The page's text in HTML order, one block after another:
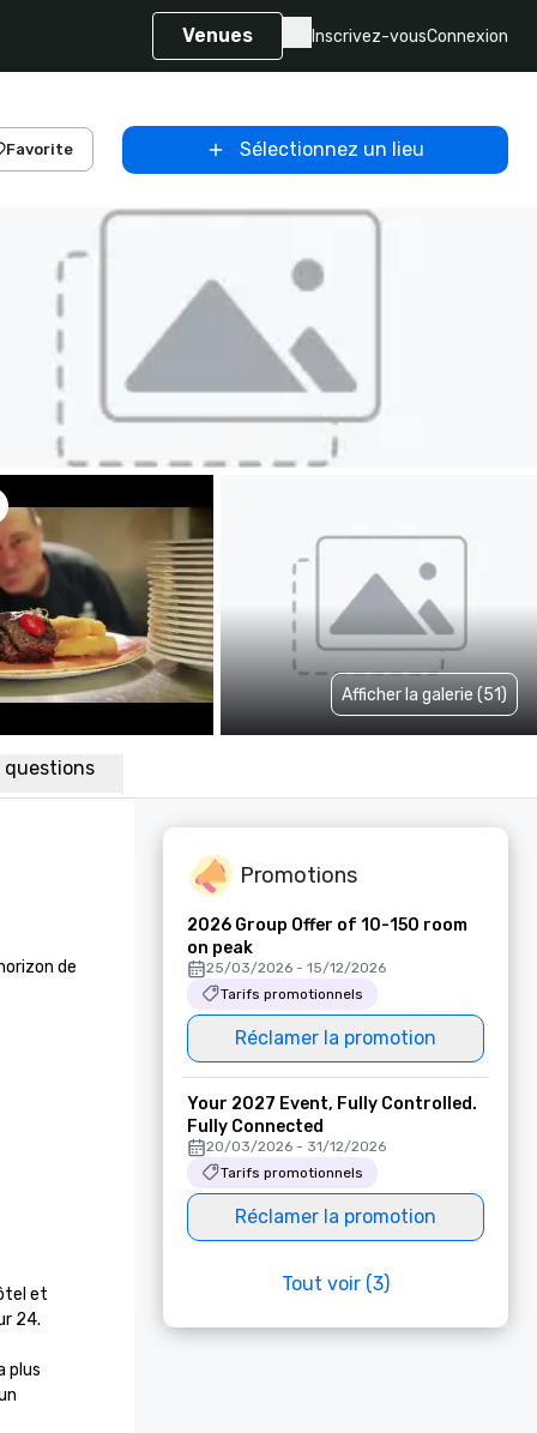
Venues Inscrivez-vousConnexion
Favorite Sélectionnez un lieu
Afficher la galerie (51)
questions
de
et
24.
plus
Promotions
2026 Group Offer of 10-150 room
on peak
25/03/2026 - 15/12/2026
Tarifs promotionnels
Réclamer la promotion
Your 2027 Event, Fully Controlled.
Fully Connected
20/03/2026 - 31/12/2026
Tarifs promotionnels
Réclamer la promotion
Tout voir (3)